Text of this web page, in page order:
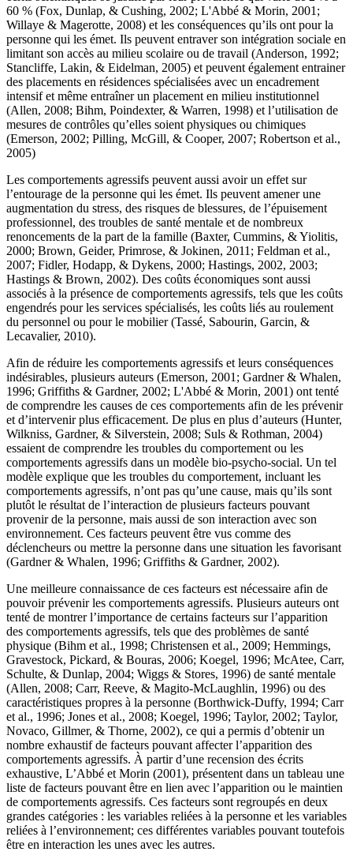
60 % (Fox, Dunlap, & Cushing, 2002; L'Abbé & Morin, 2001;
Willaye & Magerotte, 2008) et les conséquences qu’ils ont pour la
personne qui les émet. Ils peuvent entraver son intégration sociale en
limitant son accès au milieu scolaire ou de travail (Anderson, 1992;
Stancliffe, Lakin, & Eidelman, 2005) et peuvent également entrainer
des placements en résidences spécialisées avec un encadrement
intensif et même entraîner un placement en milieu institutionnel
(Allen, 2008; Bihm, Poindexter, & Warren, 1998) et l’utilisation de
mesures de contrôles qu’elles soient physiques ou chimiques
(Emerson, 2002; Pilling, McGill, & Cooper, 2007; Robertson et al.,
2005)
Les comportements agressifs peuvent aussi avoir un effet sur
l’entourage de la personne qui les émet. Ils peuvent amener une
augmentation du stress, des risques de blessures, de l’épuisement
professionnel, des troubles de santé mentale et de nombreux
renoncements de la part de la famille (Baxter, Cummins, & Yiolitis,
2000; Brown, Geider, Primrose, & Jokinen, 2011; Feldman et al.,
2007; Fidler, Hodapp, & Dykens, 2000; Hastings, 2002, 2003;
Hastings & Brown, 2002). Des coûts économiques sont aussi
associés à la présence de comportements agressifs, tels que les coûts
engendrés pour les services spécialisés, les coûts liés au roulement
du personnel ou pour le mobilier (Tassé, Sabourin, Garcin, &
Lecavalier, 2010).
Afin de réduire les comportements agressifs et leurs conséquences
indésirables, plusieurs auteurs (Emerson, 2001; Gardner & Whalen,
1996; Griffiths & Gardner, 2002; L'Abbé & Morin, 2001) ont tenté
de comprendre les causes de ces comportements afin de les prévenir
et d’intervenir plus efficacement. De plus en plus d’auteurs (Hunter,
Wilkniss, Gardner, & Silverstein, 2008; Suls & Rothman, 2004)
essaient de comprendre les troubles du comportement ou les
comportements agressifs dans un modèle bio-psycho-social. Un tel
modèle explique que les troubles du comportement, incluant les
comportements agressifs, n’ont pas qu’une cause, mais qu’ils sont
plutôt le résultat de l’interaction de plusieurs facteurs pouvant
provenir de la personne, mais aussi de son interaction avec son
environnement. Ces facteurs peuvent être vus comme des
déclencheurs ou mettre la personne dans une situation les favorisant
(Gardner & Whalen, 1996; Griffiths & Gardner, 2002).
Une meilleure connaissance de ces facteurs est nécessaire afin de
pouvoir prévenir les comportements agressifs. Plusieurs auteurs ont
tenté de montrer l’importance de certains facteurs sur l’apparition
des comportements agressifs, tels que des problèmes de santé
physique (Bihm et al., 1998; Christensen et al., 2009; Hemmings,
Gravestock, Pickard, & Bouras, 2006; Koegel, 1996; McAtee, Carr,
Schulte, & Dunlap, 2004; Wiggs & Stores, 1996) de santé mentale
(Allen, 2008; Carr, Reeve, & Magito-McLaughlin, 1996) ou des
caractéristiques propres à la personne (Borthwick-Duffy, 1994; Carr
et al., 1996; Jones et al., 2008; Koegel, 1996; Taylor, 2002; Taylor,
Novaco, Gillmer, & Thorne, 2002), ce qui a permis d’obtenir un
nombre exhaustif de facteurs pouvant affecter l’apparition des
comportements agressifs. À partir d’une recension des écrits
exhaustive, L’Abbé et Morin (2001), présentent dans un tableau une
liste de facteurs pouvant être en lien avec l’apparition ou le maintien
de comportements agressifs. Ces facteurs sont regroupés en deux
grandes catégories : les variables reliées à la personne et les variables
reliées à l’environnement; ces différentes variables pouvant toutefois
être en interaction les unes avec les autres.